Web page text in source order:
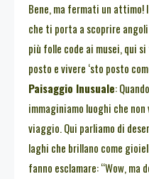
Bene, ma fermati un attimo!
che ti porta a scoprire
più folle code ai musei, qui
posto e vivere ‘sto posto
Paisaggio Inusuale:
immaginiamo luoghi che
viaggio. Qui parliamo di
laghi che brillano come
fanno esclamare: “Wow, ma